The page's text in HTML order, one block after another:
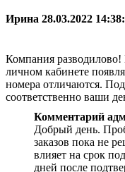
Ирина 28.03.2022
Компания разводилово!
личном кабинете
номера отличаются.
соответственно ваши
Комментарий
Добрый день.
заказов пока не
влияет на срок
дней после